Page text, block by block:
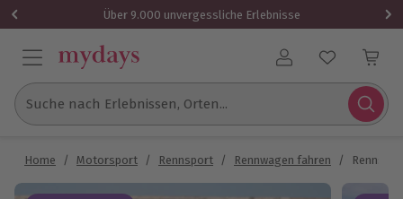
Über 9.000 unvergessliche Erlebnisse
Benutzerkonto
Suche nach Erlebnissen, Orten...
Home / Motorsport / Rennsport / Rennwagen fahren /